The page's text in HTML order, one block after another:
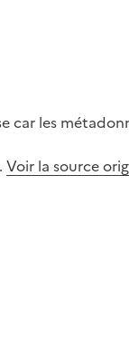
les
Voir la source